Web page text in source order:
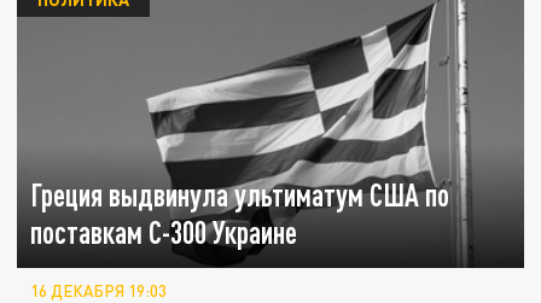
Греция выдвинула ультиматум США по
поставкам С-300 Украине
16 ДЕКАБРЯ 19:03